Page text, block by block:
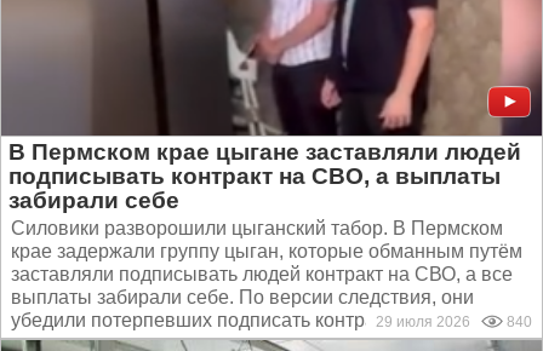
В Пермском крае цыгане заставляли людей
подписывать контракт на СВО, а выплаты
забирали себе
Силовики разворошили цыганский табор. В Пермском
крае задержали группу цыган, которые обманным путём
заставляли подписывать людей контракт на СВО, а все
выплаты забирали себе. По версии следствия, они
убедили потерпевших подписать контракт, после чего...
29 июля 2026 840